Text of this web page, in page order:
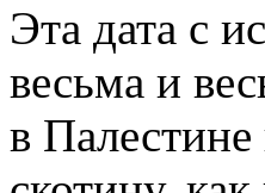
Эта дата с
весьма и
в